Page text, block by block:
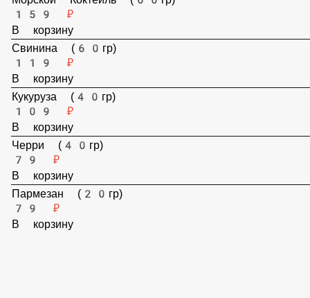
Бекон (40гр)
89 ₽
В корзину
Морской Коктейль (60гр)
159 ₽
В корзину
Свинина (60гр)
119 ₽
В корзину
Кукуруза (40гр)
109 ₽
В корзину